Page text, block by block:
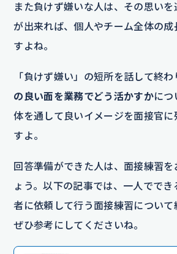
また負けず嫌いな人は、その思い
が出来れば、個人やチーム全体の成
すよね。
「負けず嫌い」の短所を話して終
の良い面を業務でどう活かすかにつ
体を通して良いイメージを面接官に
すよ。
回答準備ができた人は、面接練習を
ょう。以下の記事では、一人でで
者に依頼して行う面接練習について
ぜひ参考にしてくださいね。